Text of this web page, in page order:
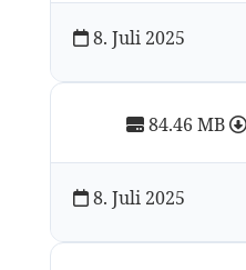
8. Juli 2025
84.46 MB
8. Juli 2025